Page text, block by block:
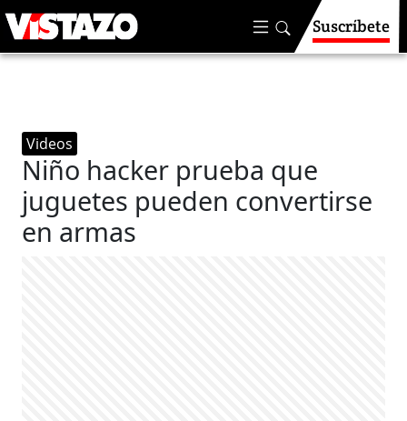
Suscríbete
Videos
Niño hacker prueba que
juguetes pueden convertirse
en armas